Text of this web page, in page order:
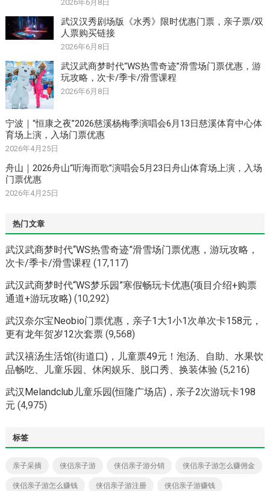
2026年6月8日
武汉汉秀剧场版《水秀》限时优惠门票，亲子票/双
人票购买链接
2026年6月8日
武汉武商梦时代“WS热雪奇迹”滑雪场门票优惠，游
玩攻略，次卡/季卡/滑雪课程
2026年6月8日
宁波｜“恒康之夜”2026慈溪杨梅季演唱会6月13日慈溪体育中心体
育场上演，入场门票优惠
2026年4月25日
舟山｜2026舟山“听海而歌”演唱会5月23日舟山体育场上演，入场
门票优惠
2026年4月25日
热门文章
武汉武商梦时代“WS热雪奇迹”滑雪场门票优惠，游玩攻略，
次卡/季卡/滑雪课程 (17,117)
武汉武商梦时代“WS梦乐园”寒假畅玩卡优惠(项目介绍+购票
通道+游玩攻略) (10,292)
武汉奈尔宝Neobio门票优惠，亲子1大1小1次单次卡158元，
更有龙年贺岁12次套票 (9,568)
武汉禧汤生活馆(街道口)，儿童票49元！泡汤、自助、水果饮
品畅吃、儿童乐园、休闲娱乐、脱口秀、换装体验 (5,216)
武汉Melandclub儿童乐园(恒隆广场店)，亲子2次游玩卡198
元 (4,975)
标签
亲子采摘 侠侣亲子游 侠侣亲子游分销 侠侣亲子游怎么赚佣金
侠侣亲子游怎么赚钱 侠侣亲子游注册 侠侣亲子游赚钱